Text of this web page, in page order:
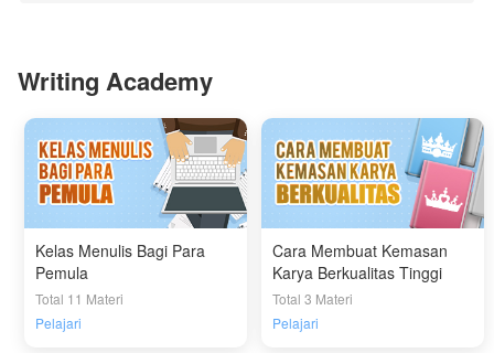
Writing Academy
Kelas Menulis Bagi Para
Pemula
Total 11 Materi
Pelajari
Cara Membuat Kemasan
Karya Berkualitas Tinggi
Total 3 Materi
Pelajari